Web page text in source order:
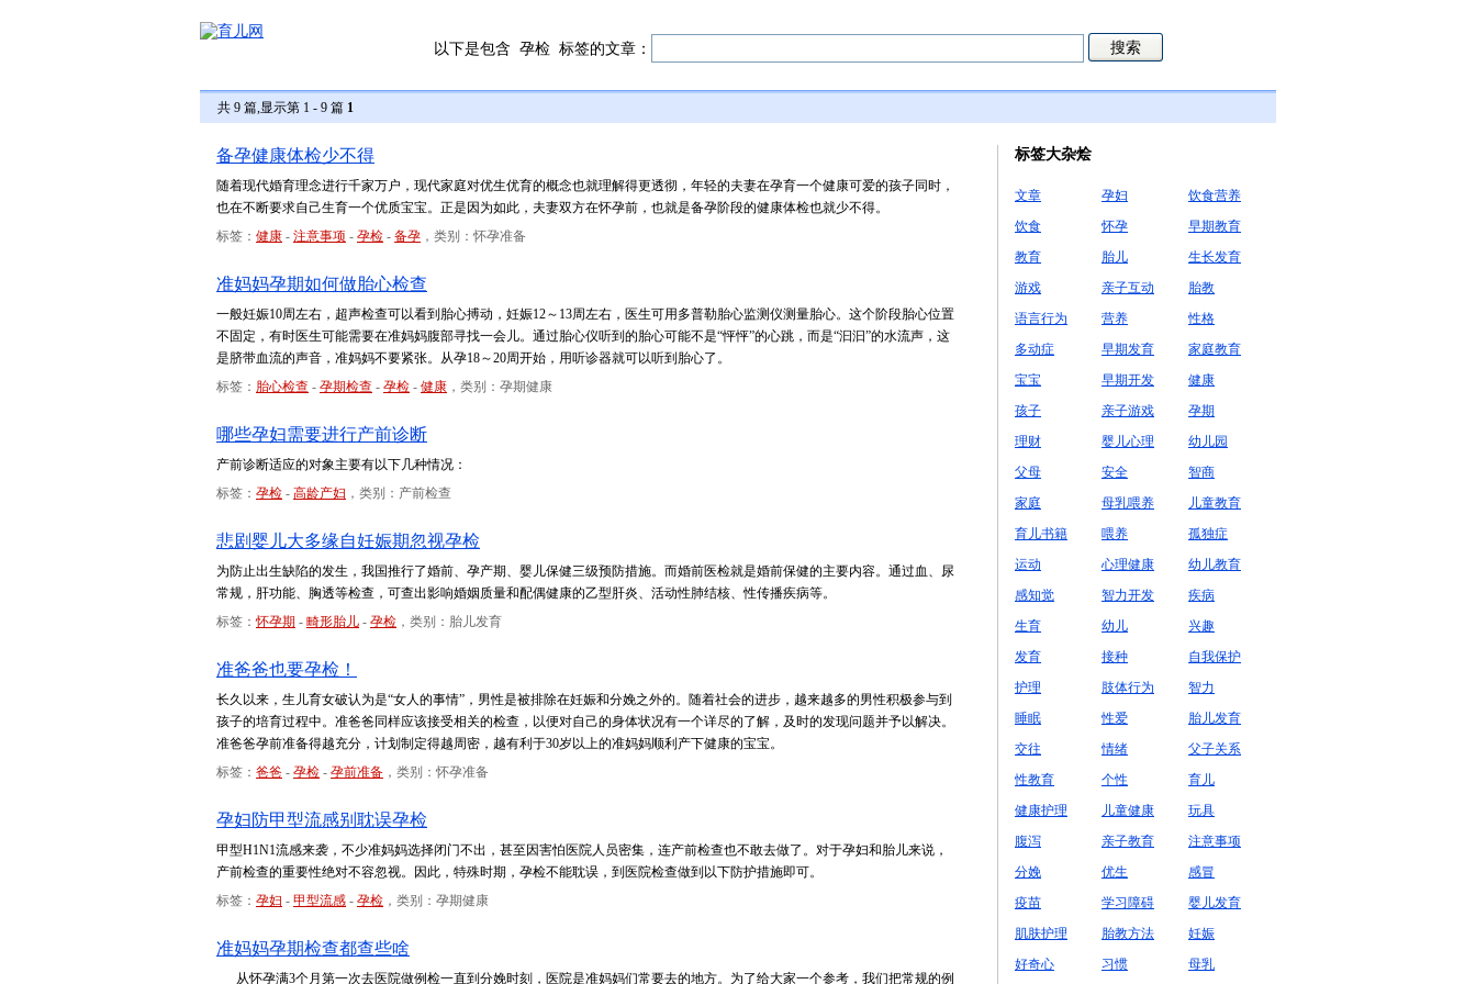
以下是包含 孕检 标签的文章：
共 9 篇,显示第 1 - 9 篇 1
备孕健康体检少不得
随着现代婚育理念进行千家万户，现代家庭对优生优育的概念也就理解得更透彻，年轻的夫妻在孕育一个健康可爱的孩子同时，
也在不断要求自己生育一个优质宝宝。正是因为如此，夫妻双方在怀孕前，也就是备孕阶段的健康体检也就少不得。
标签： 健康 - 注意事项 - 孕检 - 备孕 ，类别：怀孕准备
准妈妈孕期如何做胎心检查
一般妊娠10周左右，超声检查可以看到胎心搏动，妊娠12～13周左右，医生可用多普勒胎心监测仪测量胎心。这个阶段胎心位置
不固定，有时医生可能需要在准妈妈腹部寻找一会儿。通过胎心仪听到的胎心可能不是“怦怦”的心跳，而是“汩汩”的水流声，这
是脐带血流的声音，准妈妈不要紧张。从孕18～20周开始，用听诊器就可以听到胎心了。
标签： 胎心检查 - 孕期检查 - 孕检 - 健康 ，类别：孕期健康
哪些孕妇需要进行产前诊断
产前诊断适应的对象主要有以下几种情况：
标签： 孕检 - 高龄产妇 ，类别：产前检查
悲剧婴儿大多缘自妊娠期忽视孕检
为防止出生缺陷的发生，我国推行了婚前、孕产期、婴儿保健三级预防措施。而婚前医检就是婚前保健的主要内容。通过血、尿
常规，肝功能、胸透等检查，可查出影响婚姻质量和配偶健康的乙型肝炎、活动性肺结核、性传播疾病等。
标签：怀孕期 - 畸形胎儿 - 孕检 ，类别：胎儿发育
准爸爸也要孕检！
长久以来，生儿育女破认为是“女人的事情”，男性是被排除在妊娠和分娩之外的。随着社会的进步，越来越多的男性积极参与到
孩子的培育过程中。准爸爸同样应该接受相关的检查，以便对自己的身体状况有一个详尽的了解，及时的发现问题并予以解决。
准爸爸孕前准备得越充分，计划制定得越周密，越有利于30岁以上的准妈妈顺利产下健康的宝宝。
标签： 爸爸 - 孕检 - 孕前准备 ，类别：怀孕准备
孕妇防甲型流感别耽误孕检
甲型H1N1流感来袭，不少准妈妈选择闭门不出，甚至因害怕医院人员密集，连产前检查也不敢去做了。对于孕妇和胎儿来说，
产前检查的重要性绝对不容忽视。因此，特殊时期，孕检不能耽误，到医院检查做到以下防护措施即可。
标签： 孕妇 - 甲型流感 - 孕检 ，类别：孕期健康
准妈妈孕期检查都查些啥
从怀孕满3个月第一次去医院做例检一直到分娩时刻，医院是准妈妈们常要去的地方。为了给大家一个参考，我们把常规的例
标签大杂烩
文章 孕妇
饮食营养
饮食
怀孕
早期教育
教育
胎儿
生长发育
游戏
亲子互动
胎教
语言行为
营养
性格
多动症
早期发育
家庭教育
宝宝
早期开发
健康
孩子
亲子游戏
孕期
理财
婴儿心理
幼儿园
父母
安全
智商
家庭
母乳喂养
儿童教育
育儿书籍
喂养
孤独症
运动
心理健康
幼儿教育
感知觉
智力开发
疾病
生育
幼儿
兴趣
发育
接种
自我保护
护理
肢体行为
智力
睡眠
性爱
胎儿发育
交往
情绪
父子关系
性教育
个性
育儿
健康护理
儿童健康
玩具
腹泻
亲子教育
注意事项
分娩
优生
感冒
疫苗
学习障碍
婴儿发育
肌肤护理
胎教方法
妊娠
好奇心
习惯 母乳